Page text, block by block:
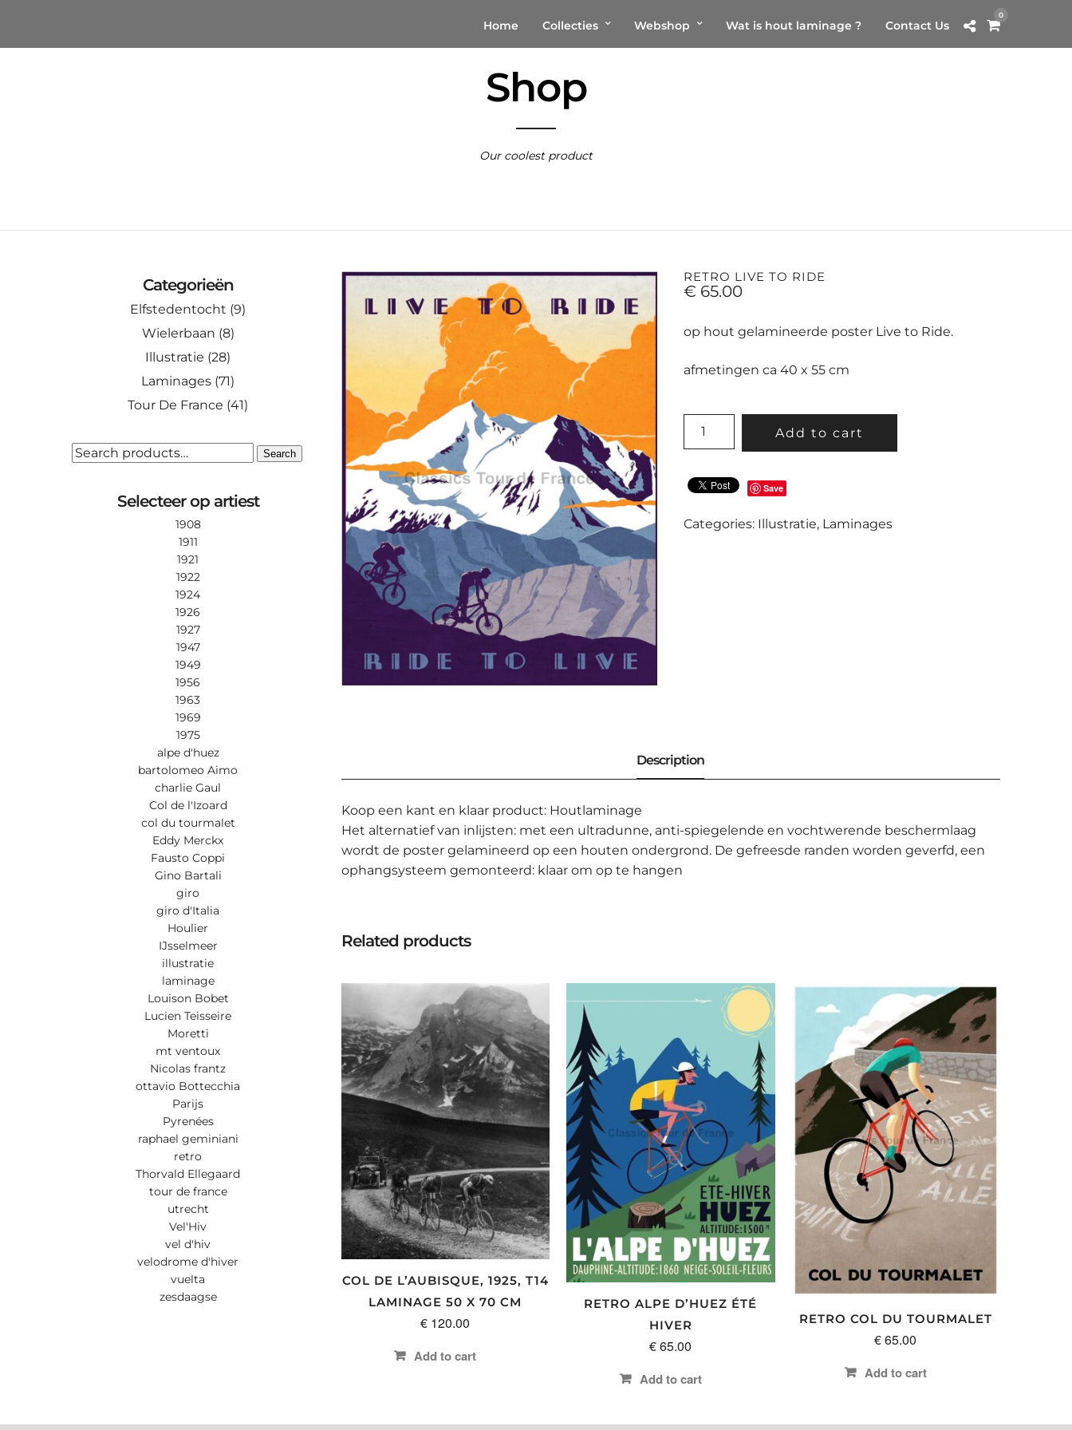
Home Collecties Webshop Wat is hout laminage ? Contact Us
0
Shop
Our coolest product
RETRO LIVE TO RIDE
€ 65.00
op hout gelamineerde poster Live to Ride.
afmetingen ca 40 x 55 cm
RIDE
QUANTITY
Add to cart
Save
Categories: Illustratie, Laminages
Koop een kant en klaar product: Houtlaminage
Het alternatief van inlijsten: met een ultradunne, anti-spiegelende en vochtwerende beschermlaag
wordt de poster gelamineerd op een houten ondergrond. De gefreesde randen worden geverfd, een
ophangsysteem gemonteerd: klaar om op te hangen
Related products
COL DE L’AUBISQUE, 1925, T14
LAMINAGE 50 X 70 CM
€ 120.00
Add to cart
RETRO ALPE D’HUEZ ÉTÉ
HIVER
€65.00
Add to cart
RETRO COL DU TOURMALET
€65.00
Add to cart
Categorieën
Elfstedentocht (9)
Wielerbaan (8)
Illustratie (28)
Laminages (71)
Tour De France (41)
SEARCH
Search
Selecteer op artiest
1908
1911
1921
1922
1924
1926
1927
1947
1949
1956
1963
1969
1975
alpe d'huez
bartolomeo Aimo
charlie Gaul
Col de l'Izoard
col du tourmalet
Eddy Merckx
Fausto Coppi
Gino Bartali
giro
giro d'Italia
Houlier
IJsselmeer
illustratie
laminage
Louison Bobet
Lucien Teisseire
Moretti
mt ventoux
Nicolas frantz
ottavio Bottecchia
Parijs
Pyrenées
raphael geminiani
retro
Thorvald Ellegaard
tour de france
utrecht
Vel'Hiv
vel d'hiv
velodrome d'hiver
vuelta
zesdaagse